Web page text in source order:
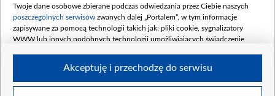
kwiecień 180 mln, 7 maja 180 mln, 8
czerwca 90 mln)
Dofinansowanie 250 000 000,00 PLN
4 sierpnia 250 mln
Twoje dane osobowe zbierane podczas odwiedzania przez Ciebie naszych
poszczególnych serwisów zwanych dalej „Portalem”, w tym informacje
zapisywane za pomocą technologii takich jak: pliki cookie, sygnalizatory
WWW lub innych podobnych technologii umożliwiających świadczenie
Akceptuję i przechodzę do serwisu